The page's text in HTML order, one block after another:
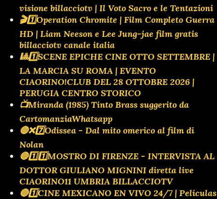
visione billacciotv | Il Voto Sacro e le Tentazioni
🎬1️⃣Operation Chromite | Film Completo Guerra
HD | Liam Neeson e Lee Jung-jae film gratis
billacciotv canale italia
🎱1️⃣SCENE EPICHE CINE OTTO SETTEMBRE |
LA MARCIA SU ROMA | EVENTO
CIAORINO!CLUB DEL 28 OTTOBRE 2026 |
PERUGIA CENTRO STORICO
📺Miranda (1985) Tinto Brass suggerito da
CartomanziaWhatsapp
🔴❌️7️⃣Odissea - Dal mito omerico al film di
Nolan
🔴1️⃣1️⃣MOSTRO DI FIRENZE - INTERVISTA AL
DOTTOR GIULIANO MIGNINI diretta live
CIAORINO11 UMBRIA BILLACCIOTV
🔴1️⃣CINE MEXICANO EN VIVO 24/7 | Películas